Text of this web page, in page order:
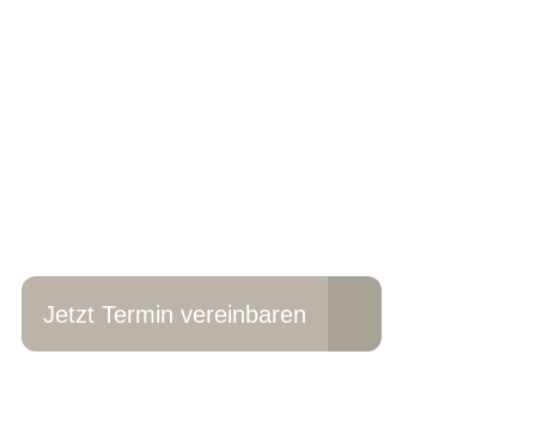
Jetzt Termin vereinbaren